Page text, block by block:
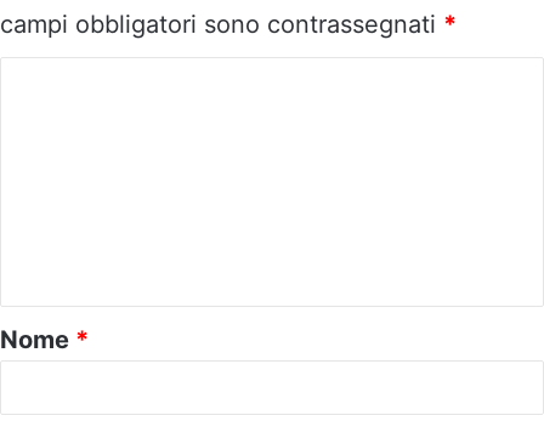
campi obbligatori sono contrassegnati *
o
*
Nome *